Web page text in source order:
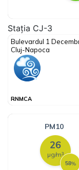
Stația CJ-3